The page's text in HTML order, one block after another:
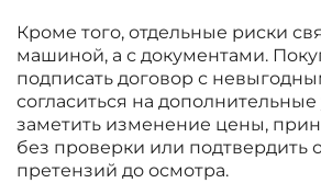
Кроме того, отдельные риски
машиной, а с документами.
подписать договор с
согласиться на дополнительные
заметить изменение цены,
без проверки или подтвердить
претензий до осмотра.